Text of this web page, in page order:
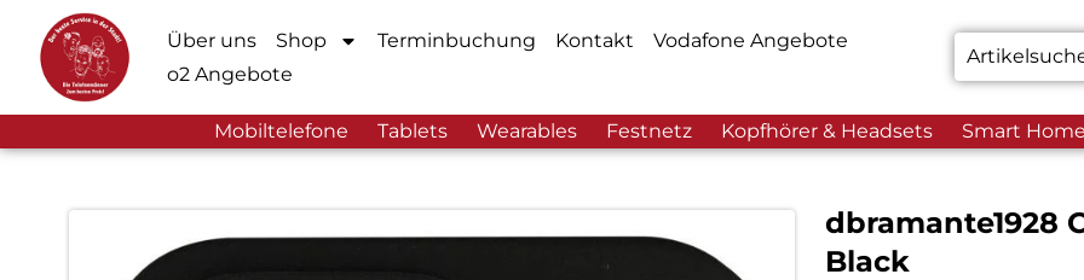
Über uns Shop Terminbuchung Kontakt
Vodafone Angebote
o2 Angebote
Mobiltelefone Tablets Wearables Festnetz Kopfhörer & Headsets Smart
dbramante1928
Black